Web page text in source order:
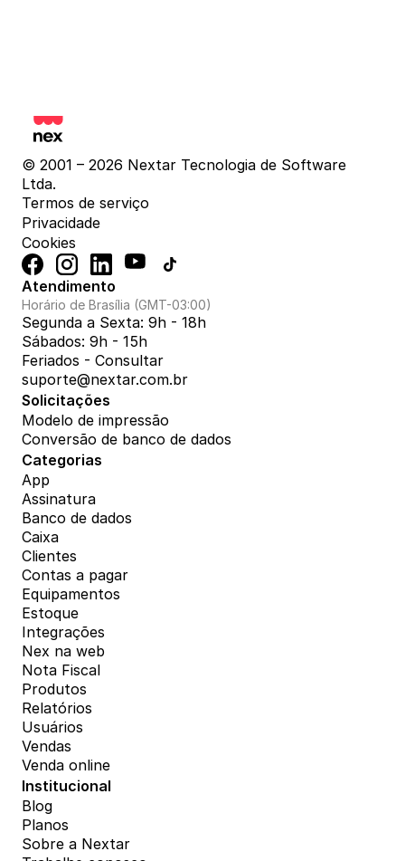
© 2001 – 2026 Nextar Tecnologia de Software
Ltda.
Termos de serviço
Privacidade
Cookies
Atendimento
Horário de Brasília (GMT-03:00)
Segunda a Sexta: 9h - 18h
Sábados: 9h - 15h
Feriados - Consultar
suporte@nextar.com.br
Solicitações
Modelo de impressão
Conversão de banco de dados
Categorias
App
Assinatura
Banco de dados
Caixa
Clientes
Contas a pagar
Equipamentos
Estoque
Integrações
Nex na web
Nota Fiscal
Produtos
Relatórios
Usuários
Vendas
Venda online
Institucional
Blog
Planos
Sobre a Nextar